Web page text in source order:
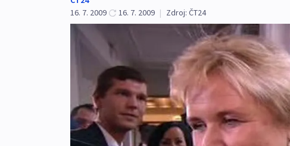
16. 7. 2009
16. 7. 2009 | Zdroj: ČT24